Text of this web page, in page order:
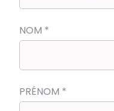
NOM *
PRÉNOM *